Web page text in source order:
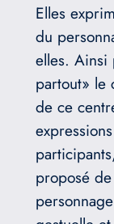
Elles
du
elles. Ainsi
partout» le
de ce
proposé